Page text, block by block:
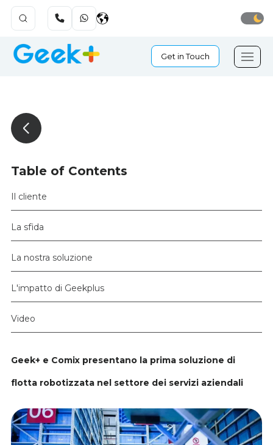
Get in Touch
Table of Contents
Il cliente
La sfida
La nostra soluzione
L'impatto di Geekplus
Video
Geek+ e Comix presentano la prima soluzione di
flotta robotizzata nel settore dei servizi aziendali